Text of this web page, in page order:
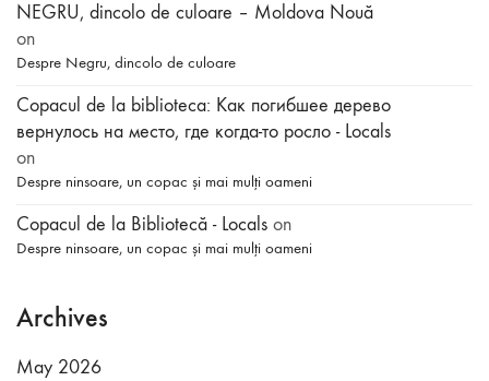
NEGRU, dincolo de culoare – Moldova Nouă
on
Despre Negru, dincolo de culoare
Copacul de la biblioteca: Как погибшее дерево
вернулось на место, где когда-то росло - Locals
on
Despre ninsoare, un copac și mai mulți oameni
Copacul de la Bibliotecă - Locals on
Despre ninsoare, un copac și mai mulți oameni
Archives
May 2026